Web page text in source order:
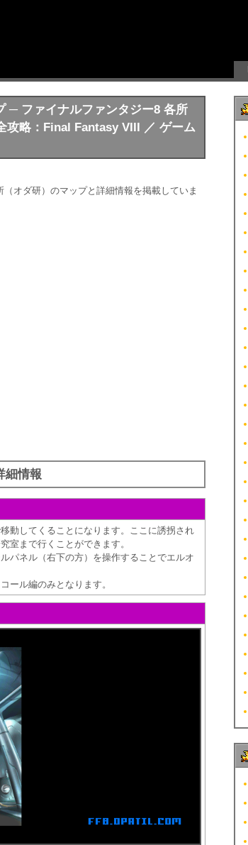
─ ファイナルファンタジー8 各所
攻略：Final Fantasy VIII ／ ゲーム
オダ研）のマップと詳細情報を掲載していま
細情報
動してくることになります。ここに誘拐され
室まで行くことができます。
パネル（右下の方）を操作することでエルオ
ール編のみとなります。